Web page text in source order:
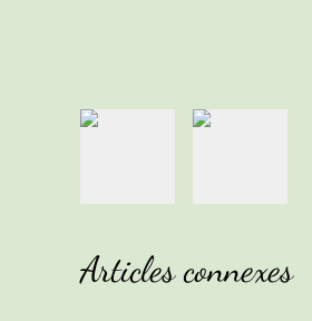
Articles connexes